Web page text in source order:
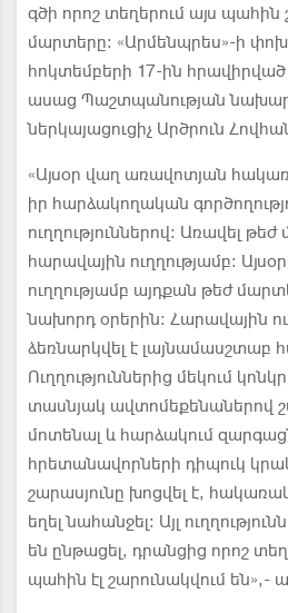
գծի որոշ տեղերում այս
մարտերը: «Արմենպրես»-ի
հոկտեմբերի 17-ին հրավիրված
ասաց Պաշտպանության
ներկայացուցիչ Արծրուն
«Այսօր վաղ առավոտյան
իր հարձակողական
ուղղություններով: Առավել
հարավային ուղղությամբ: Այսօր
ուղղությամբ այդքան թեժ
նախորդ օրերին: Հարավային
ձեռնարկվել է լայնամասշտաբ
Ուղղություններից մեկում
տասնյակ ավտոմեքենաներով
մոտենալ և հարձակում
հրետանավորների դիպուկ
շարասյունը խոցվել է,
եղել նահանջել: Այլ
են ընթացել, դրանցից որոշ
պահին էլ շարունակվում են»,-